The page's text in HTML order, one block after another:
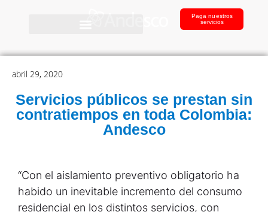
Paga nuestros
servicios
abril 29, 2020
Servicios públicos se prestan sin
contratiempos en toda Colombia:
Andesco
“Con el aislamiento preventivo obligatorio ha
habido un inevitable incremento del consumo
residencial en los distintos servicios, con